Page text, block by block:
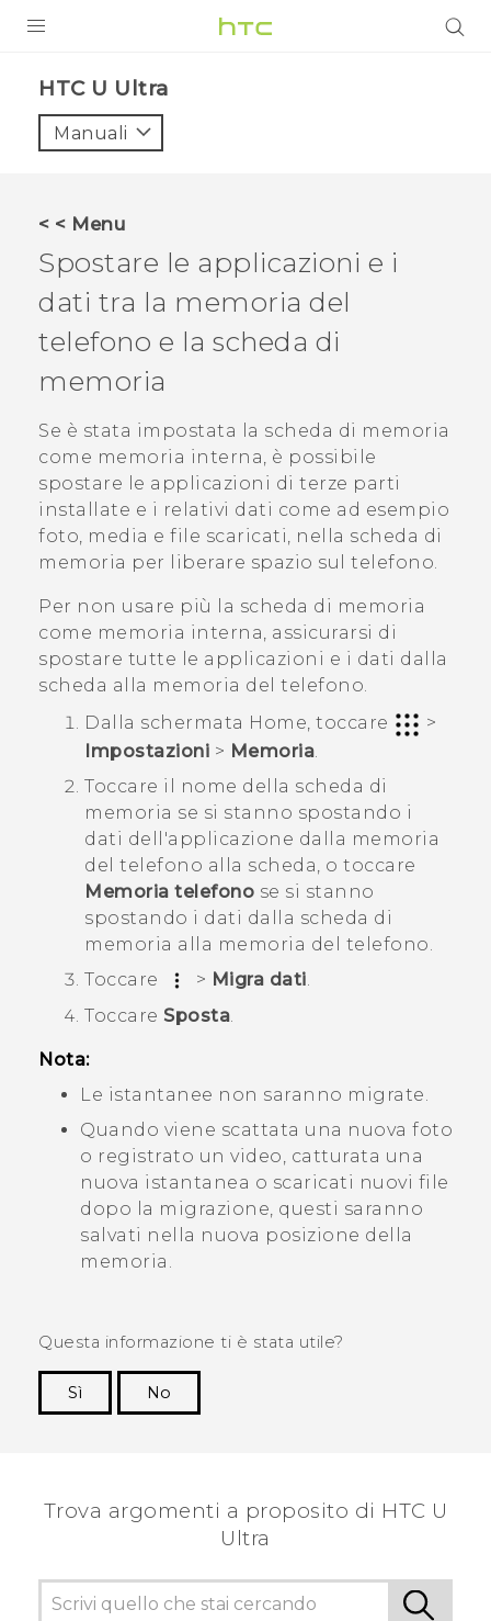
VIVE
VIVERSE
ASSISTENZA
Accessori e dispositivi HTC
Accesso
HTC U Ultra‎
Manuali
< < Menu
Spostare le applicazioni e i
dati tra la memoria del
telefono e la scheda di
memoria
Se è stata impostata la scheda di memoria
come memoria interna, è possibile
spostare le applicazioni di terze parti
installate e i relativi dati come ad esempio
foto, media e file scaricati, nella scheda di
memoria per liberare spazio sul telefono.
Per non usare più la scheda di memoria
come memoria interna, assicurarsi di
spostare tutte le applicazioni e i dati dalla
scheda alla memoria del telefono.
Dalla schermata Home, toccare
>
Impostazioni > Memoria
Toccare il nome della scheda di
memoria se si stanno spostando i
dati dell'applicazione dalla memoria
del telefono alla scheda, o toccare
Memoria telefono se si stanno
spostando i dati dalla scheda di
memoria alla memoria del telefono.
Toccare
> Migra dati
Toccare Sposta.
Nota:
Le istantanee non saranno migrate.
Quando viene scattata una nuova foto
o registrato un video, catturata una
nuova istantanea o scaricati nuovi file
dopo la migrazione, questi saranno
salvati nella nuova posizione della
memoria.
Questa informazione ti è stata utile?
Sì
No
Trova argomenti a proposito di HTC U
Ultra